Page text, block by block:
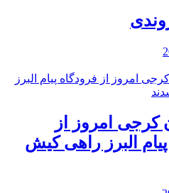
کرجی امروز از
البرز راهی کیش